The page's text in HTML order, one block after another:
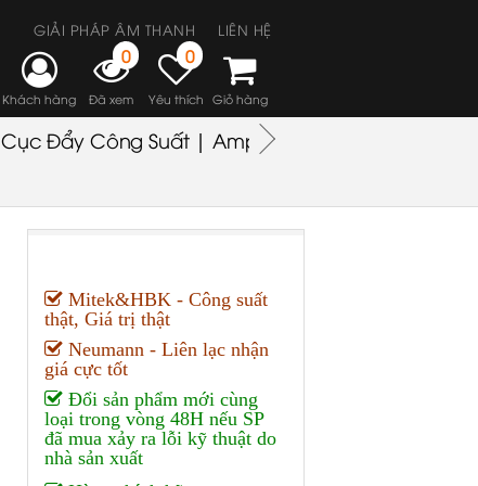
LIÊN HỆ
GIẢI PHÁP ÂM THANH
Khách hàng
0
Đã xem
0
Yêu thích Giỏ hàng
Cục Đẩy Công Suất | Amplifiers
Mitek&HBK - Công suất
thật, Giá trị thật
Neumann - Liên lạc nhận
giá cực tốt
Đổi sản phẩm mới cùng
loại trong vòng 48H nếu SP
đã mua xảy ra lỗi kỹ thuật do
nhà sản xuất